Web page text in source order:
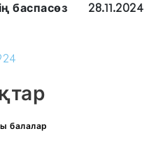
баспасөз
28.11.2024
балалар